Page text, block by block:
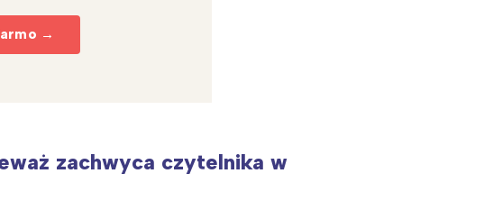
→
zachwyca czytelnika w